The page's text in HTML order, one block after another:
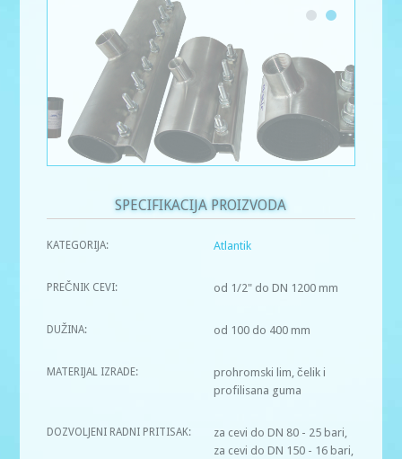
SPECIFIKACIJA PROIZVODA
KATEGORIJA: Atlantik
PREČNIK CEVI: od 1/2" do DN 1200 mm
DUŽINA: od 100 do 400 mm
MATERIJAL IZRADE:
prohromski lim, čelik i
profilisana guma
DOZVOLJENI RADNI PRITISAK:
za cevi do DN 80 - 25 bari,
za cevi do DN 150 - 16 bari,